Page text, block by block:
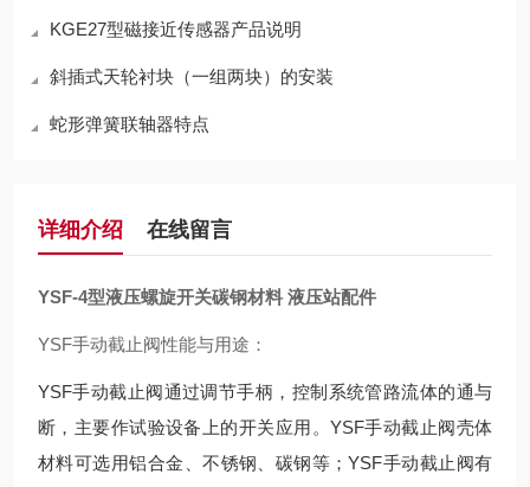
KGE27型磁接近传感器产品说明
斜插式天轮衬块（一组两块）的安装
蛇形弹簧联轴器特点
详细介绍 在线留言
YSF-4型液压螺旋开关碳钢材料 液压站配件
YSF手动截止阀性能与用途：
YSF手动截止阀通过调节手柄，控制系统管路流体的通与
断，主要作试验设备上的开关应用。YSF手动截止阀壳体
材料可选用铝合金、不锈钢、碳钢等；YSF手动截止阀有